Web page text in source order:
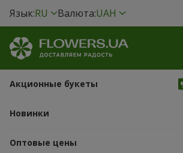
Язык:RU Валюта:UAH
Акционные букеты
Новинки
Оптовые цены